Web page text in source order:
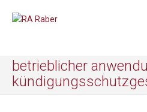
betrieblicher